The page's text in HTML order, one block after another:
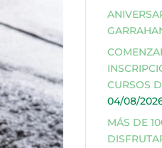
CURSOS
04/08/
MÁS DE